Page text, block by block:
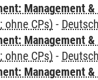
Management &
ohne CPs) -
Management
ohne CPs) -
Management